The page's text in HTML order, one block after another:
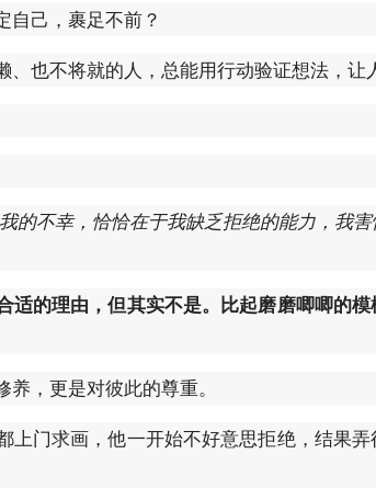
自己，裹足不前？
也不将就的人，总能用行动验证想法，让
我的不幸，恰恰在于我缺乏拒绝的能力，我
适的理由，但其实不是。比起磨磨唧唧的
，更是对彼此的尊重。
上门求画，他一开始不好意思拒绝，结果